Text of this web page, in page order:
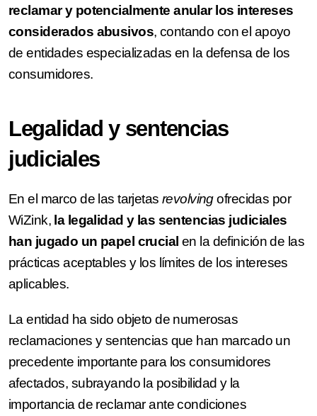
reclamar y potencialmente anular los intereses
considerados abusivos, contando con el apoyo
de entidades especializadas en la defensa de los
consumidores.
Legalidad y sentencias
judiciales
En el marco de las tarjetasrevolvingofrecidas por
WiZink, la legalidad y las sentencias judiciales
han jugado un papel crucial en la definición de las
prácticas aceptables y los límites de los intereses
aplicables.
La entidad ha sido objeto de numerosas
reclamaciones y sentencias que han marcado un
precedente importante para los consumidores
afectados, subrayando la posibilidad y la
importancia de reclamar ante condiciones